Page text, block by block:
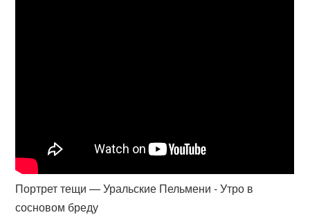
Портрет тещи — Уральские Пельмени - Утро в
сосновом бреду